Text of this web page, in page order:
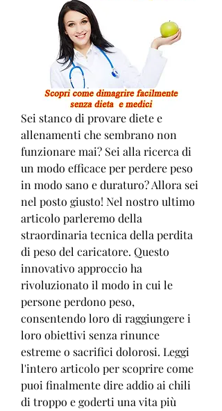
Sei stanco di provare diete e
allenamenti che sembrano non
funzionare mai? Sei alla ricerca di
un modo efficace per perdere peso
in modo sano e duraturo? Allora sei
nel posto giusto! Nel nostro ultimo
articolo parleremo della
straordinaria tecnica della perdita
di peso del caricatore. Questo
innovativo approccio ha
rivoluzionato il modo in cui le
persone perdono peso,
consentendo loro di raggiungere i
loro obiettivi senza rinunce
estreme o sacrifici dolorosi. Leggi
l'intero articolo per scoprire come
puoi finalmente dire addio ai chili
di troppo e goderti una vita più